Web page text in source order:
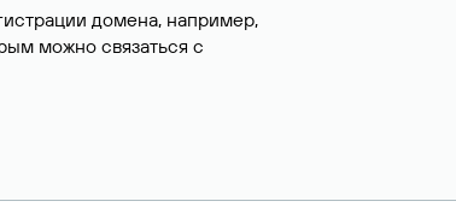
домена, например,
можно связаться с